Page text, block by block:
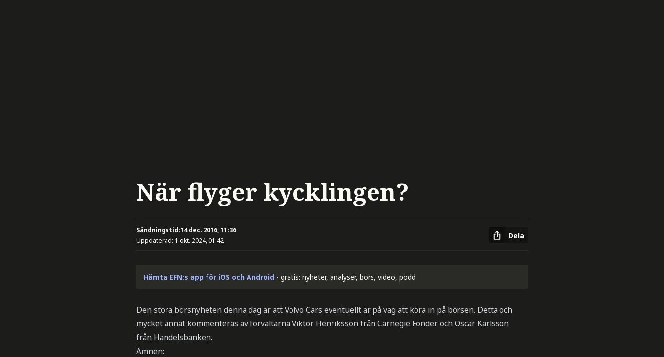
När flyger kycklingen?
Sändningstid:14 dec. 2016, 11:36
Uppdaterad: 1 okt. 2024, 01:42
Dela
Hämta EFN:s app för iOS och Android - gratis: nyheter, analyser, börs, video, podd
Den stora börsnyheten denna dag är att Volvo Cars eventuellt är på väg att köra in på börsen. Detta och
mycket annat kommenteras av förvaltarna Viktor Henriksson från Carnegie Fonder och Oscar Karlsson
från Handelsbanken.
Ämnen: